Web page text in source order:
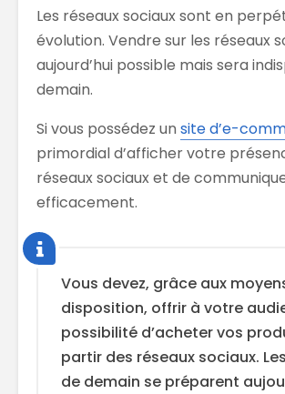
Les réseaux sociaux sont en
évolution. Vendre sur les réseaux
aujourd’hui possible mais sera
demain.
Si vous possédez un site d’e-
primordial d’afficher votre
réseaux sociaux et de
efficacement.
Vous devez, grâce aux
disposition, offrir à votre
possibilité d’acheter vos
partir des réseaux sociaux.
de demain se préparent